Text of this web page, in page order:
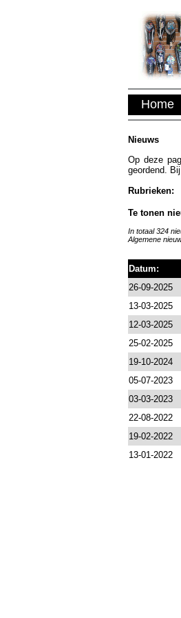
Home
Nieuws
Op deze
geordend.
Rubrieken:
Te tonen
In totaal 324
Algemene
Datum:
26-09-2025
13-03-2025
12-03-2025
25-02-2025
19-10-2024
05-07-2023
03-03-2023
22-08-2022
19-02-2022
13-01-2022